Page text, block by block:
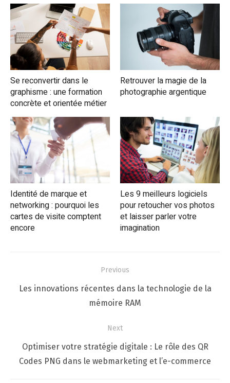
Se reconvertir dans le
graphisme : une formation
concrète et orientée métier
Retrouver la magie de la
photographie argentique
Identité de marque et
networking : pourquoi les
cartes de visite comptent
encore
Les 9 meilleurs logiciels
pour retoucher vos photos
et laisser parler votre
imagination
de
Previous
Previous
Les innovations récentes dans la technologie de la
mémoire RAM
Next
Next
post:
Optimiser votre stratégie digitale : Le rôle des QR
Codes PNG dans le webmarketing et l’e-commerce